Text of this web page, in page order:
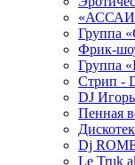
Группа
Фрик-
Группа
Стрип -
DJ
Пенная
Dj
Le Truk